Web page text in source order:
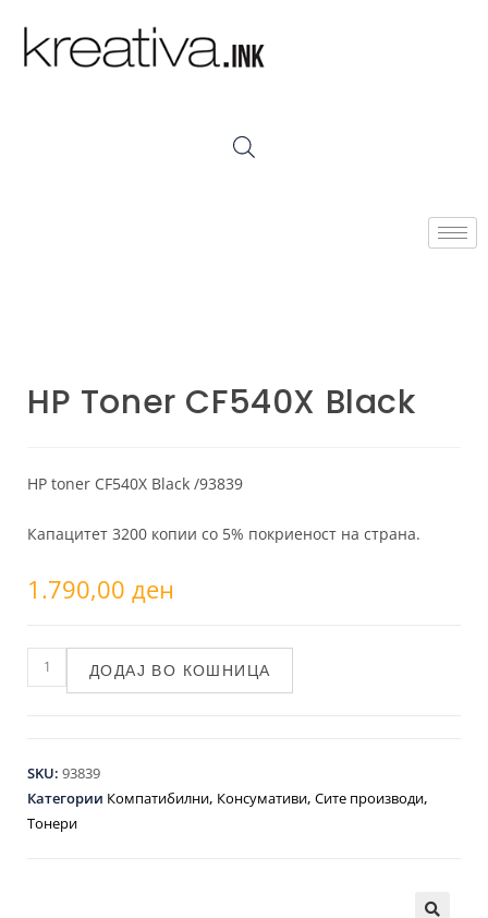
HP Toner CF540X Black
HP toner CF540X Black /93839
Капацитет 3200 копии со 5% покриеност на страна.
1.790,00 ден
ДОДАЈ ВО КОШНИЦА
SKU: 93839
Категории Компатибилни, Консумативи, Сите производи,
Тонери